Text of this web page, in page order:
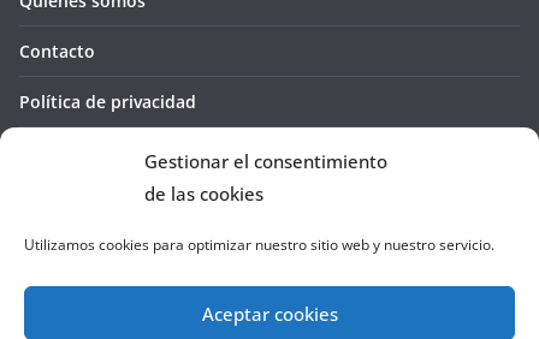
Gestionar el consentimiento
de las cookies
Utilizamos cookies para optimizar nuestro sitio web y nuestro servicio.
Aceptar cookies
Contacto
Política de privacidad
Política de cookies (UE)